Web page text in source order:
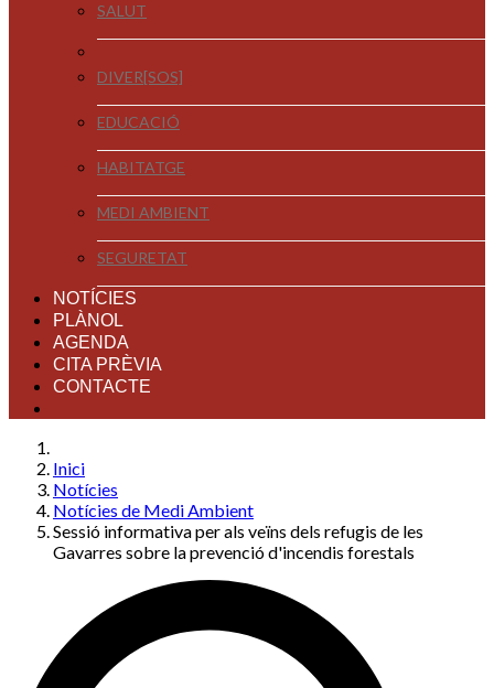
SALUT
DIVER[SOS]
EDUCACIÓ
HABITATGE
MEDI AMBIENT
SEGURETAT
NOTÍCIES
PLÀNOL
AGENDA
CITA PRÈVIA
CONTACTE
Inici
Notícies
Notícies de Medi Ambient
Sessió informativa per als veïns dels refugis de les
Gavarres sobre la prevenció d'incendis forestals